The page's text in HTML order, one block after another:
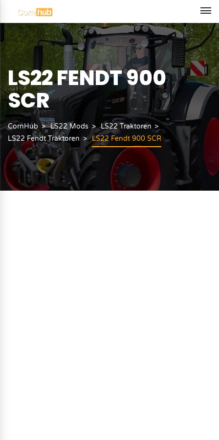
LS22 FENDT 900
SCR
CornHub LS22 Mods
LS22 Traktoren
LS22 Fendt Traktoren
LS22 Fendt 900 SCR